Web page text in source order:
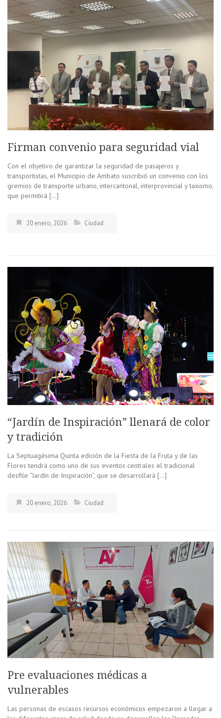
Firman convenio para seguridad vial
Con el objetivo de garantizar la seguridad de pasajeros y
transportistas, el Municipio de Ambato suscribió un convenio con los
gremios de transporte urbano, intercantonal, interprovincial y taxismo,
que permitirá […]
20 enero, 2026 Ciudad
“Jardín de Inspiración” llenará de color
y tradición
La Septuagésima Quinta edición de la Fiesta de la Fruta y de las
Flores tendrá como uno de sus eventos centrales el tradicional
desfile “Jardín de Inspiración”, que se desarrollará […]
20 enero, 2026 Ciudad
Pre evaluaciones médicas a
vulnerables
Las personas de escasos recursos económicos empezaron a llegar a